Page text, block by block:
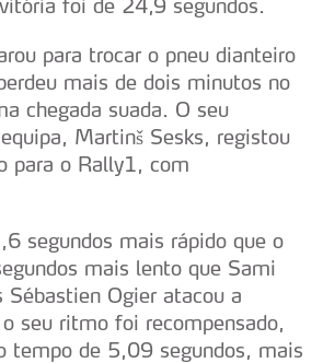
foi de 24,9 segundos.
para trocar o pneu dianteiro
mais de dois minutos no
chegada suada. O seu
Martinš Sesks, registou
para o Rally1, com
segundos mais rápido que o
mais lento que Sami
Sébastien Ogier atacou a
seu ritmo foi recompensado,
tempo de 5,09 segundos, mais